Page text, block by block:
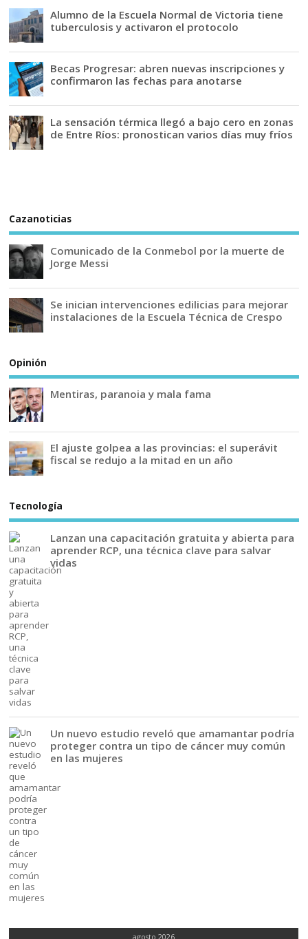
Alumno de la Escuela Normal de Victoria tiene
tuberculosis y activaron el protocolo
Becas Progresar: abren nuevas inscripciones y
confirmaron las fechas para anotarse
La sensación térmica llegó a bajo cero en zonas
de Entre Ríos: pronostican varios días muy fríos
Cazanoticias
Comunicado de la Conmebol por la muerte de
Jorge Messi
Se inician intervenciones edilicias para mejorar
instalaciones de la Escuela Técnica de Crespo
Opinión
Mentiras, paranoia y mala fama
El ajuste golpea a las provincias: el superávit
fiscal se redujo a la mitad en un año
Tecnología
Lanzan una capacitación gratuita y abierta para
aprender RCP, una técnica clave para salvar
vidas
Un nuevo estudio reveló que amamantar podría
proteger contra un tipo de cáncer muy común
en las mujeres
agosto 2026